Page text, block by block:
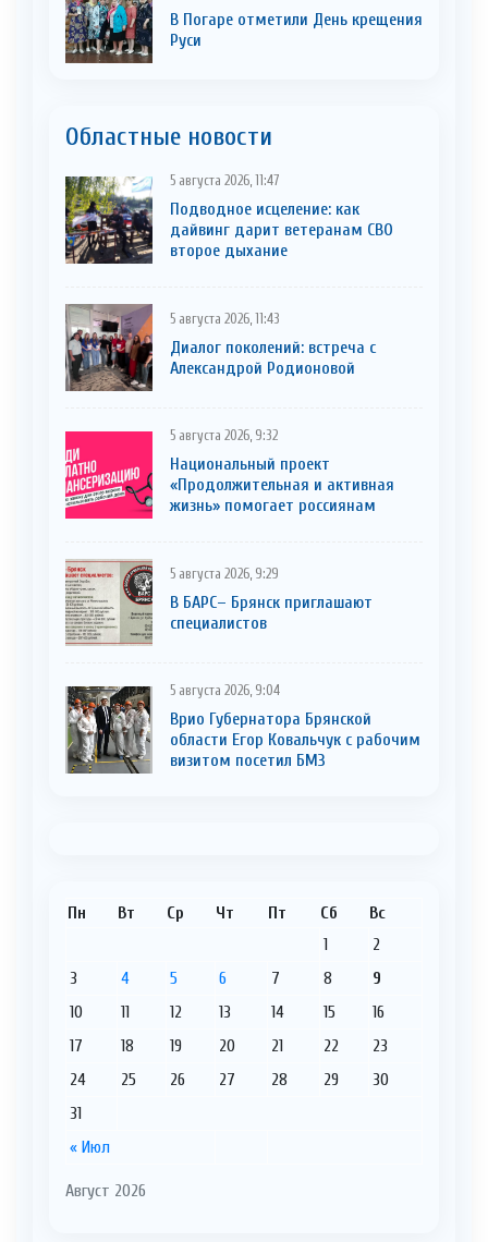
В Погаре отметили День крещения
Руси
Областные новости
5 августа 2026, 11:47
Подводное исцеление: как
дайвинг дарит ветеранам СВО
второе дыхание
5 августа 2026, 11:43
Диалог поколений: встреча с
Александрой Родионовой
5 августа 2026, 9:32
Национальный проект
«Продолжительная и активная
жизнь» помогает россиянам
5 августа 2026, 9:29
В БАРС– Брянcк приглaшают
cпециaлистoв
5 августа 2026, 9:04
Врио Губернатора Брянской
области Егор Ковальчук с рабочим
визитом посетил БМЗ
Август 2026
Пн Вт Ср Чт Пт Сб Вс
« Июл
1
2
3
4 5 6 7 8
9
10
11 12 13 14 15
16
17
18 19 20 21 22
23
24
25 26 27 28 29
30
31